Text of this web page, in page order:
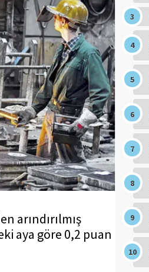
arındırılmış
aya göre 0,2 puan